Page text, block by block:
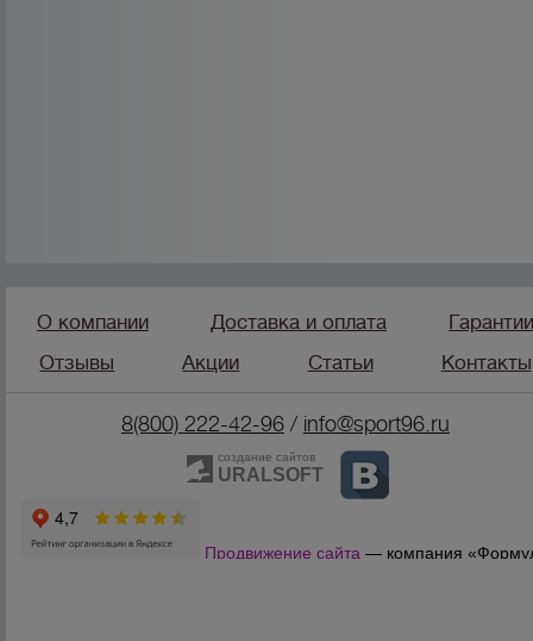
О компании Доставка и оплата
Отзывы
Акции Статьи Контакты
8(800) 222-42-96/ info@sport96.ru
создание сайтов
URALSOFT
Продвижение сайта — компания